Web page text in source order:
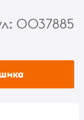
0037885